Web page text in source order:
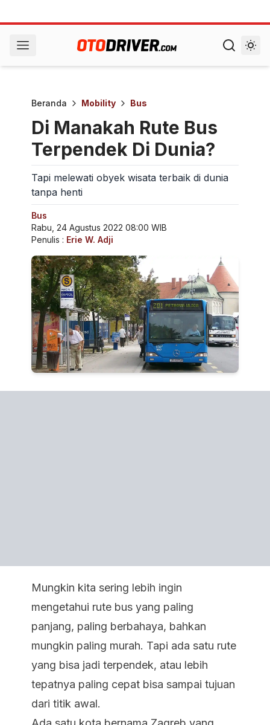
Beranda Mobility Bus
Di Manakah Rute Bus
Terpendek Di Dunia?
Tapi melewati obyek wisata terbaik di dunia
tanpa henti
Bus
Rabu, 24 Agustus 2022 08:00 WIB
Penulis : Erie W. Adji
Mungkin kita sering lebih ingin
mengetahui rute bus yang paling
panjang, paling berbahaya, bahkan
mungkin paling murah. Tapi ada satu rute
yang bisa jadi terpendek, atau lebih
tepatnya paling cepat bisa sampai tujuan
dari titik awal.